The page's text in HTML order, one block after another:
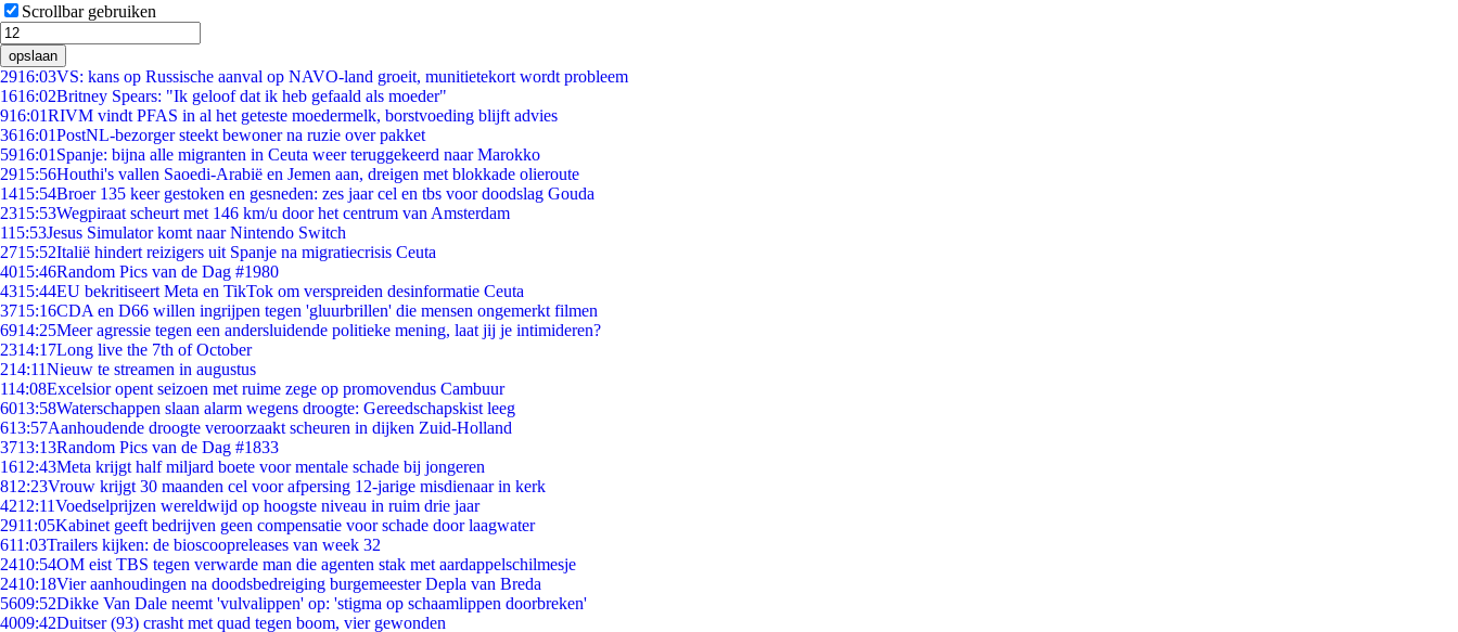
Scrollbar gebruiken
opslaan
2916:03VS: kans op Russische aanval op NAVO-land groeit, munitietekort wordt probleem
1616:02Britney Spears: "Ik geloof dat ik heb gefaald als moeder"
916:01RIVM vindt PFAS in al het geteste moedermelk, borstvoeding blijft advies
3616:01PostNL-bezorger steekt bewoner na ruzie over pakket
5916:01 Spanje: bijna alle migranten in Ceuta weer teruggekeerd naar Marokko
2915:56Houthi's vallen Saoedi-Arabië en Jemen aan, dreigen met blokkade olieroute
1415:54Broer 135 keer gestoken en gesneden: zes jaar cel en tbs voor doodslag Gouda
2315:53Wegpiraat scheurt met 146 km/u door het centrum van Amsterdam
115:53Jesus Simulator komt naar Nintendo Switch
2715:52Italië hindert reizigers uit Spanje na migratiecrisis Ceuta
4015:46Random Pics van de Dag #1980
4315:44EU bekritiseert Meta en TikTok om verspreiden desinformatie Ceuta
3715:16CDA en D66 willen ingrijpen tegen 'gluurbrillen' die mensen ongemerkt filmen
6914:25Meer agressie tegen een andersluidende politieke mening, laat jij je intimideren?
2314:17Long live the 7th of October
214:11Nieuw te streamen in augustus
114:08Excelsior opent seizoen met ruime zege op promovendus Cambuur
6013:58Waterschappen slaan alarm wegens droogte: Gereedschapskist leeg
613:57Aanhoudende droogte veroorzaakt scheuren in dijken Zuid-Holland
3713:13Random Pics van de Dag #1833
1612:43Meta krijgt half miljard boete voor mentale schade bij jongeren
812:23Vrouw krijgt 30 maanden cel voor afpersing 12-jarige misdienaar in kerk
4212:11Voedselprijzen wereldwijd op hoogste niveau in ruim drie jaar
2911:05Kabinet geeft bedrijven geen compensatie voor schade door laagwater
611:03Trailers kijken: de bioscoopreleases van week 32
2410:54OM eist TBS tegen verwarde man die agenten stak met aardappelschilmesje
2410:18Vier aanhoudingen na doodsbedreiging burgemeester Depla van Breda
5609:52Dikke Van Dale neemt 'vulvalippen' op: 'stigma op schaamlippen doorbreken'
4009:42Duitser (93) crasht met quad tegen boom, vier gewonden